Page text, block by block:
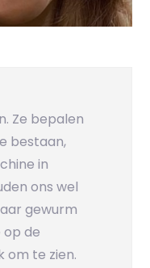
Ze bepalen
bestaan,
in
ons wel
gewurm
de
om te zien.